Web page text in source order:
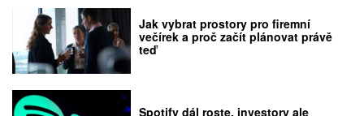
Jak vybrat prostory pro firemní
večírek a proč začít plánovat právě
teď
Spotify dál roste, investory ale